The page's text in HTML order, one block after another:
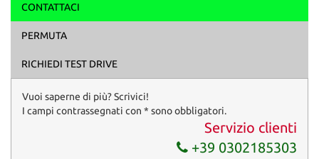
Ho letto e accettol'informativa privacy*
Acconsento al trattamento dei miei dati per finalità di
CONTATTACI
PERMUTA
RICHIEDI TEST DRIVE
Vuoi saperne di più? Scrivici!
I campi contrassegnati con * sono obbligatori.
Servizio clienti
+39 0302185303